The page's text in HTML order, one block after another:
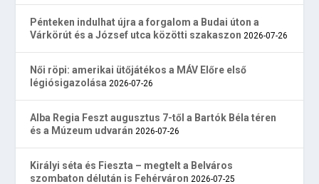
Pénteken indulhat újra a forgalom a Budai úton a
Várkörút és a József utca közötti szakaszon 2026-07-26
Női röpi: amerikai ütőjátékos a MÁV Előre első
légiósigazolása 2026-07-26
Alba Regia Feszt augusztus 7-től a Bartók Béla téren
és a Múzeum udvarán 2026-07-26
Királyi séta és Fieszta – megtelt a Belváros
szombaton délután is Fehérváron 2026-07-25